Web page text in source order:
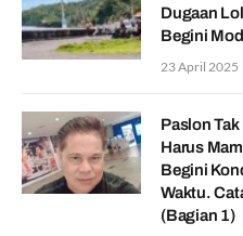
Dugaan
Begini
23 April 2025
Paslon
Harus
Begini
Waktu.
(Bagian 1)